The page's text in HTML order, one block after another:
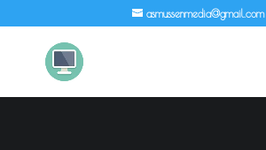
asmussenmedia@gmail.com